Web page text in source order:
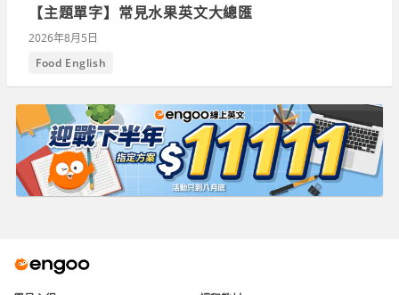
【主題單字】常見水果英文大總匯
2026年8月5日
Food English